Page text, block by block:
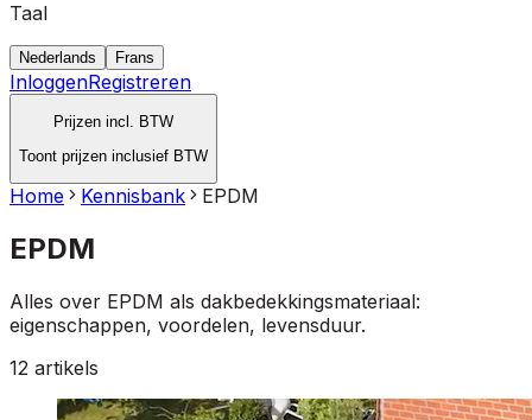
Taal
Nederlands Frans
InloggenRegistreren
Prijzen incl. BTW
Toont prijzen inclusief BTW
Home Kennisbank EPDM
EPDM
Alles over EPDM als dakbedekkingsmateriaal:
eigenschappen, voordelen, levensduur.
12 artikels